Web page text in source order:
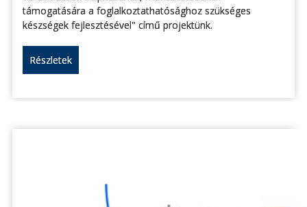
támogatására a foglalkoztathatósághoz szükséges
készségek fejlesztésével" című projektünk.
Részletek